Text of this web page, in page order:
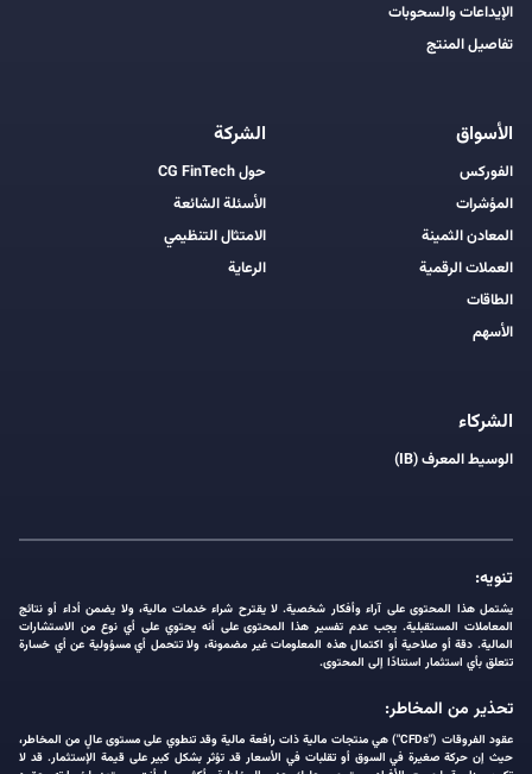
الإيداعات والسحوبات
تفاصيل المنتج
الأسواق
الفوركس
المؤشرات
المعادن الثمينة
العملات الرقمية
الطاقات
الأسهم
الشركة
حول CG FinTech
الأسئلة الشائعة
الامتثال التنظيمي
الرعاية
الشركاء
الوسيط المعرف (IB)
تنويه:
يشتمل هذا المحتوى على آراء وأفكار شخصية. لا يقترح شراء خدمات مالية، ولا يضمن أداء أو نتائج
المعاملات المستقبلية. يجب عدم تفسير هذا المحتوى على أنه يحتوي على أي نوع من الاستشارات
المالية. دقة أو صلاحية أو اكتمال هذه المعلومات غير مضمونة، ولا تتحمل أي مسؤولية عن أي خسارة
تتعلق بأي استثمار استنادًا إلى المحتوى.
تحذير من المخاطر:
عقود الفروقات ("CFDs") هي منتجات مالية ذات رافعة مالية وقد تنطوي على مستوى عالٍ من المخاطر،
حيث إن حركة صغيرة في السوق أو تقلبات في الأسعار قد تؤثر بشكل كبير على قيمة الإستثمار. قد لا